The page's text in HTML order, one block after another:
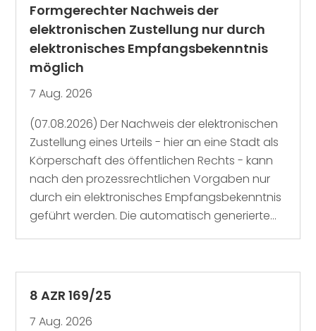
Formgerechter Nachweis der
elektronischen Zustellung nur durch
elektronisches Empfangsbekenntnis
möglich
7 Aug. 2026
(07.08.2026) Der Nachweis der elektronischen
Zustellung eines Urteils - hier an eine Stadt als
Körperschaft des öffentlichen Rechts - kann
nach den prozessrechtlichen Vorgaben nur
durch ein elektronisches Empfangsbekenntnis
geführt werden. Die automatisch generierte...
8 AZR 169/25
7 Aug. 2026